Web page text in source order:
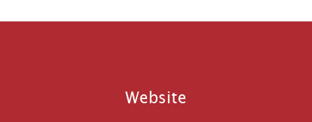
Website